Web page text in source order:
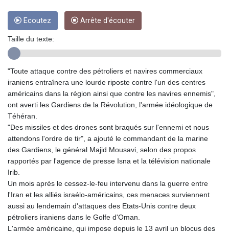
GGP 0.858801
GHS 13.548336
GIP 0.858801
GMD 84.931759
GNF
GTQ 8.809078
GYD 241.584711
HKD 9.063364
HNL 31.036971
HTG 151.001333
HUF 361.860769
IDR
ILS 3.470858
Ecoutez Arrête d'écouter
Taille du texte:
"Toute attaque contre des pétroliers et navires commerciaux
iraniens entraînera une lourde riposte contre l'un des centres
américains dans la région ainsi que contre les navires ennemis",
ont averti les Gardiens de la Révolution, l'armée idéologique de
Téhéran.
"Des missiles et des drones sont braqués sur l'ennemi et nous
attendons l'ordre de tir", a ajouté le commandant de la marine
des Gardiens, le général Majid Mousavi, selon des propos
rapportés par l'agence de presse Isna et la télévision nationale
Irib.
Un mois après le cessez-le-feu intervenu dans la guerre entre
l'Iran et les alliés israélo-américains, ces menaces surviennent
aussi au lendemain d'attaques des Etats-Unis contre deux
pétroliers iraniens dans le Golfe d'Oman.
L'armée américaine, qui impose depuis le 13 avril un blocus des